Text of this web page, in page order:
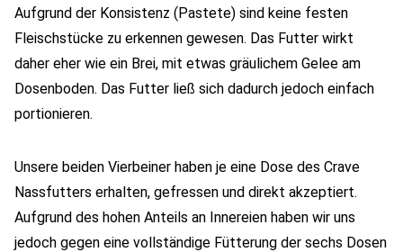
Aufgrund der Konsistenz (Pastete) sind keine festen
Fleischstücke zu erkennen gewesen. Das Futter wirkt
daher eher wie ein Brei, mit etwas gräulichem Gelee am
Dosenboden. Das Futter ließ sich dadurch jedoch einfach
portionieren.
Unsere beiden Vierbeiner haben je eine Dose des Crave
Nassfutters erhalten, gefressen und direkt akzeptiert.
Aufgrund des hohen Anteils an Innereien haben wir uns
jedoch gegen eine vollständige Fütterung der sechs Dosen